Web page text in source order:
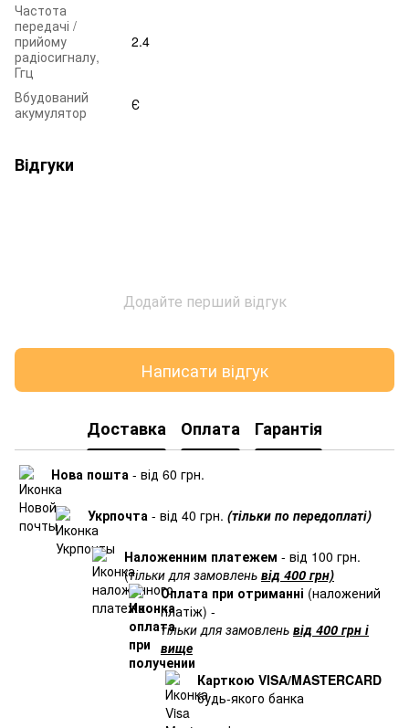
Частота
передачі /
прийому
радіосигналу,
Ггц
2.4
Вбудований
акумулятор
Є
Відгуки
Додайте перший відгук
Написати відгук
Доставка Оплата Гарантія
Нова пошта - від 60 грн.
Укрпочта - від 40 грн. (тільки по передоплаті)
Наложенним платежем - від 100 грн.
(тільки для замовлень від 400 грн)
Оплата при отриманні (наложений
платіж) -
тільки для замовлень від 400 грн і
вище
Карткою VISA/MASTERCARD
будь-якого банка